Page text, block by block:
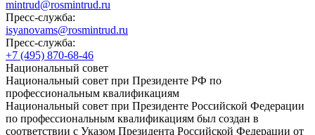
mintrud@rosmintrud.ru
Пресс-служба:
isyanovams@rosmintrud.ru
Пресс-служба:
+7 (495) 870-68-46
Национальный совет
Национальный совет при Президенте РФ по
профессиональным квалификациям
Национальный совет при Президенте Российской Федерации
по профессиональным квалификациям был создан в
соответствии с Указом Президента Российской Федерации от